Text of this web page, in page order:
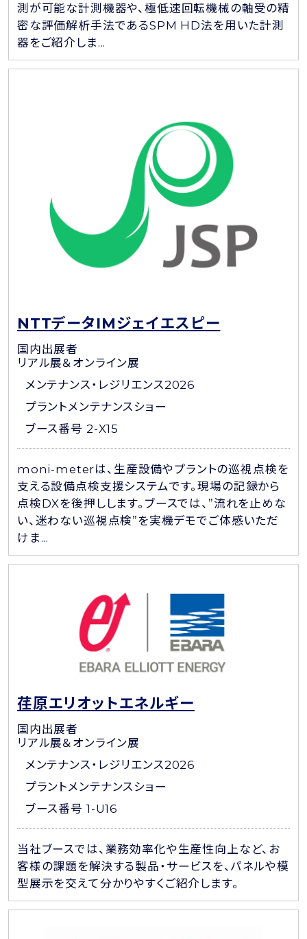
測が可能な計測機器や、極低速回転機械の軸受の精
密な評価解析手法であるSPM HD法を用いた計測
器をご紹介しま...
NTTデータIMジェイエスピー
国内出展者
リアル展＆オンライン展
メンテナンス・レジリエンス2026
プラントメンテナンスショー
ブース番号 2-X15
moni-meterは、生産設備やプラントの巡視点検を
支える設備点検支援システムです。現場の記録から
点検DXを後押しします。ブースでは、”流れを止めな
い、迷わない巡視点検”を実機デモでご体感いただ
けま...
荏原エリオットエネルギー
国内出展者
リアル展＆オンライン展
メンテナンス・レジリエンス2026
プラントメンテナンスショー
ブース番号 1-U16
当社ブースでは、業務効率化や生産性向上など、お
客様の課題を解決する製品・サービスを、パネルや模
型展示を交えて分かりやすくご紹介します。